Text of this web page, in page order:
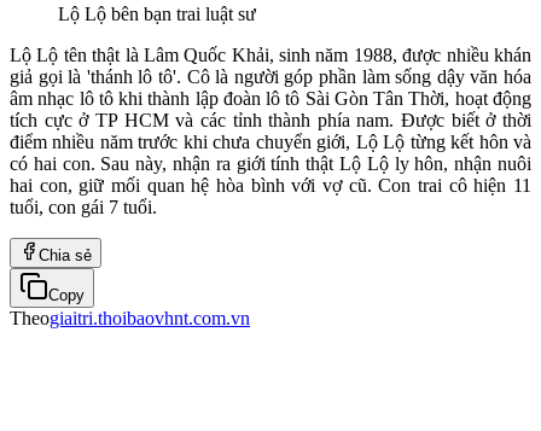
Lộ Lộ bên bạn trai luật sư
Lộ Lộ tên thật là Lâm Quốc Khải, sinh năm 1988, được nhiều khán
giả gọi là 'thánh lô tô'. Cô là người góp phần làm sống dậy văn hóa
âm nhạc lô tô khi thành lập đoàn lô tô Sài Gòn Tân Thời, hoạt động
tích cực ở TP HCM và các tỉnh thành phía nam. Được biết ở thời
điểm nhiều năm trước khi chưa chuyển giới, Lộ Lộ từng kết hôn và
có hai con. Sau này, nhận ra giới tính thật Lộ Lộ ly hôn, nhận nuôi
hai con, giữ mối quan hệ hòa bình với vợ cũ. Con trai cô hiện 11
tuổi, con gái 7 tuổi.
Chia sẻ
Copy
Theogiaitri.thoibaovhnt.com.vn